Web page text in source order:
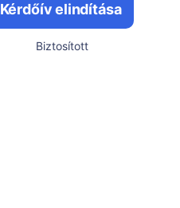
Kérdőív elindítása
Biztosított